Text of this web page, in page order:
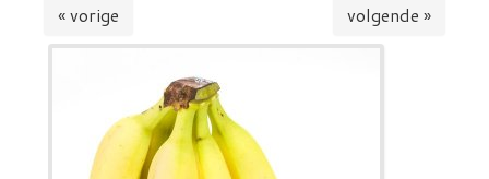
« vorige volgende »